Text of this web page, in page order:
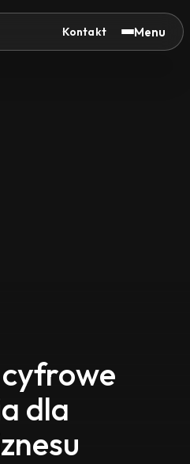
Kontakt Menu
dla